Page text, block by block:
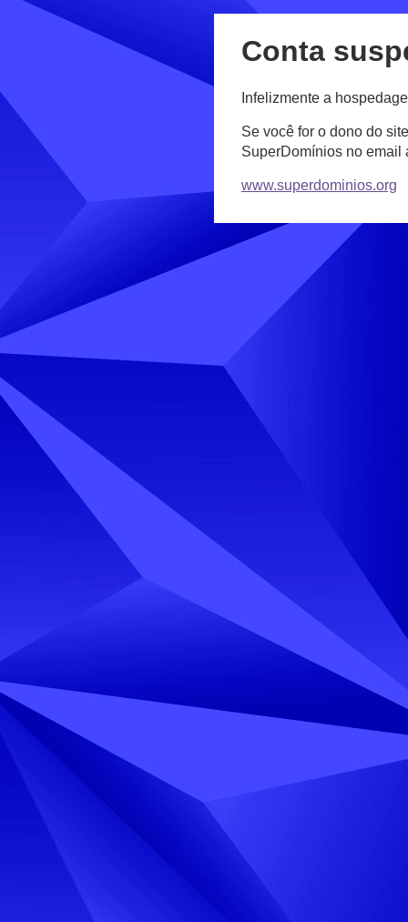
Conta
Infelizmente a
Se você for o dono do
SuperDomínios no email
www.superdominios.org